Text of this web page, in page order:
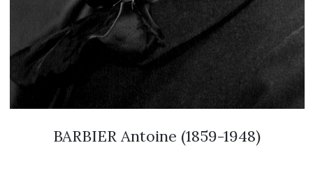
BARBIER Antoine (1859-1948)